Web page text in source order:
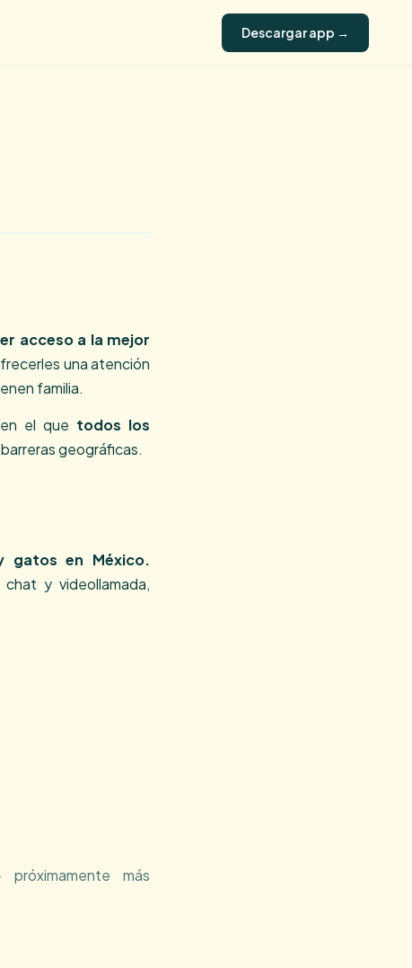
Descargar app →
acceso a la mejor
una atención
familia.
el que todos los
geográficas.
gatos en México.
y videollamada,
más